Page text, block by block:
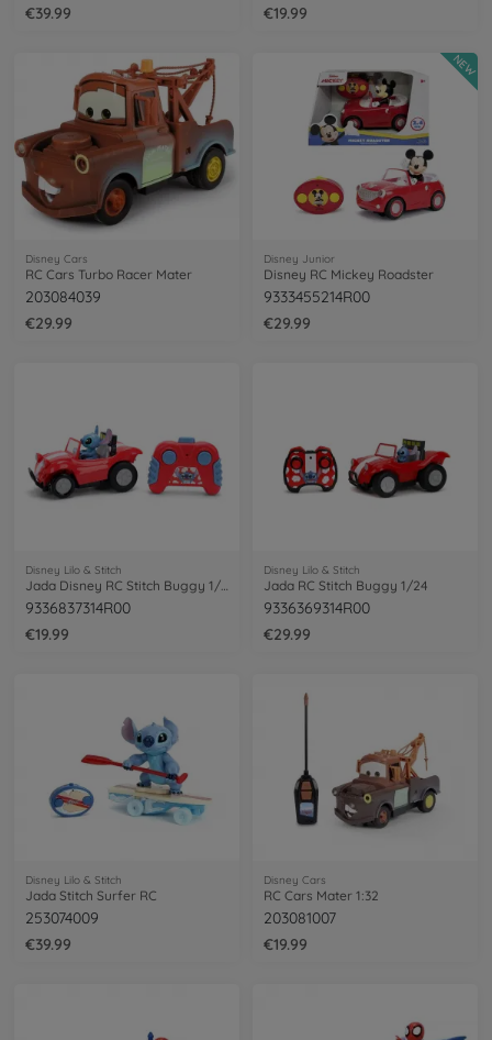
€39.99
€19.99
Disney Cars
RC Cars Turbo Racer Mater
203084039
€29.99
Disney Junior
Disney RC Mickey Roadster
9333455214R00
€29.99
NEW
Disney Lilo & Stitch
9336837314R00
€19.99
Disney Lilo & Stitch
Jada RC Stitch Buggy 1/24
9336369314R00
€29.99
Disney Lilo & Stitch
Jada Stitch Surfer RC
253074009
€39.99
Disney Cars
RC Cars Mater 1:32
203081007
€19.99